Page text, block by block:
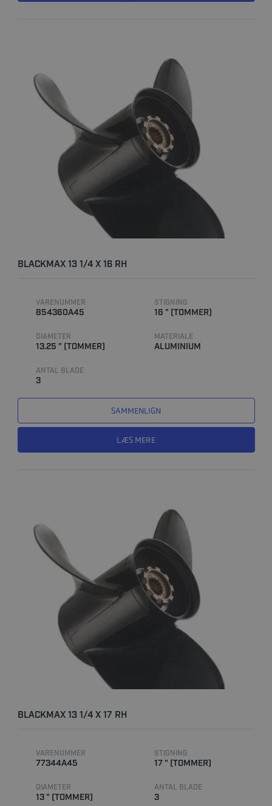
BLACKMAX 13 1/4 X 16 RH
VARENUMMER
854360A45
STIGNING
16 " (TOMMER)
DIAMETER
13.25 " (TOMMER)
MATERIALE
ALUMINIUM
ANTAL BLADE
3
SAMMENLIGN
LÆS MERE
BLACKMAX 13 1/4 X 17 RH
VARENUMMER
77344A45
STIGNING
17 " (TOMMER)
DIAMETER
13 " (TOMMER)
ANTAL BLADE
3